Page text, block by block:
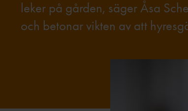
leker på gården, säger Åsa
och betonar vikten av att